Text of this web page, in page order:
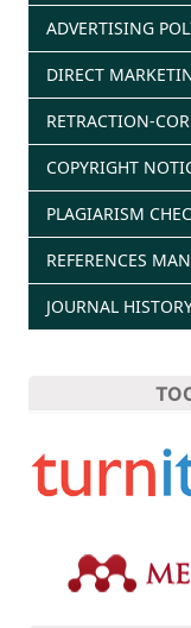
ADVERTISING
DIRECT
RETRACTION-
COPYRIGHT
PLAGIARISM
REFERENCES
JOURNAL